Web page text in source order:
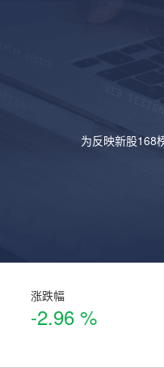
为反映新股168
涨跌幅
-2.96 %